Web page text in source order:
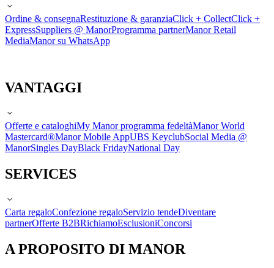
Ordine & consegnaRestituzione & garanziaClick + CollectClick +
ExpressSuppliers @ ManorProgramma partnerManor Retail
MediaManor su WhatsApp
VANTAGGI
Offerte e cataloghiMy Manor programma fedeltàManor World
Mastercard®Manor Mobile AppUBS KeyclubSocial Media @
ManorSingles DayBlack FridayNational Day
SERVICES
Carta regaloConfezione regaloServizio tendeDiventare
partnerOfferte B2BRichiamoEsclusioniConcorsi
A PROPOSITO DI MANOR